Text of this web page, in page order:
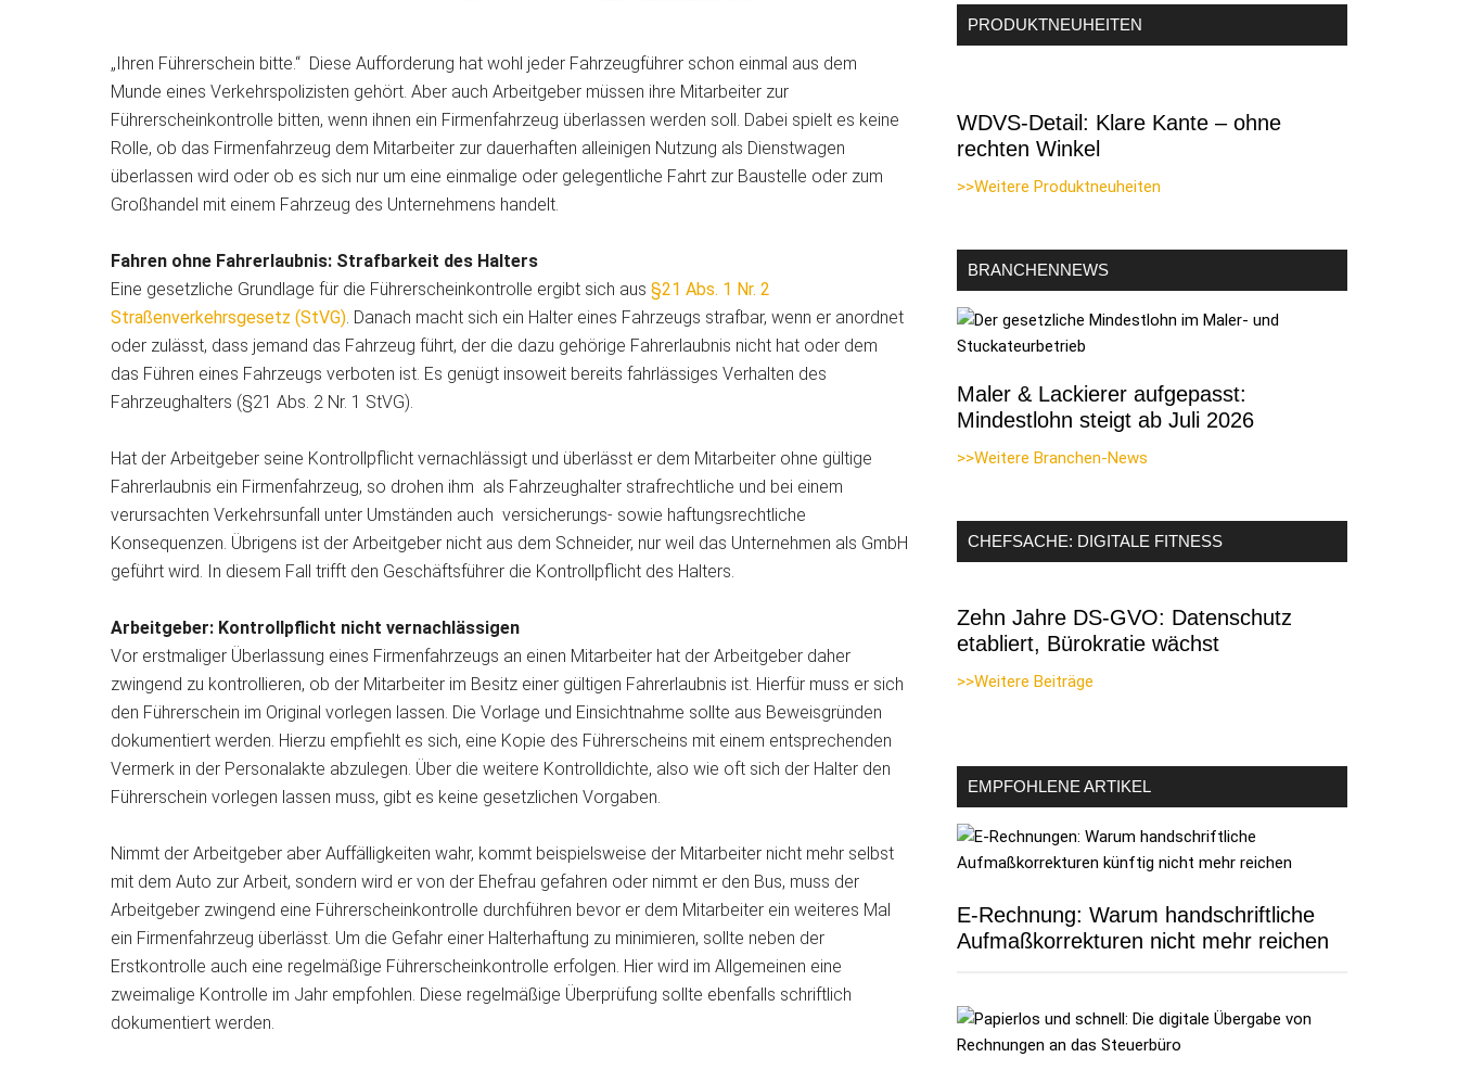
„Ihren Führerschein bitte.“ Diese Aufforderung hat wohl jeder Fahrzeugführer schon einmal aus dem
Munde eines Verkehrspolizisten gehört. Aber auch Arbeitgeber müssen ihre Mitarbeiter zur
Führerscheinkontrolle bitten, wenn ihnen ein Firmenfahrzeug überlassen werden soll. Dabei spielt es keine
Rolle, ob das Firmenfahrzeug dem Mitarbeiter zur dauerhaften alleinigen Nutzung als Dienstwagen
überlassen wird oder ob es sich nur um eine einmalige oder gelegentliche Fahrt zur Baustelle oder zum
Großhandel mit einem Fahrzeug des Unternehmens handelt.
Fahren ohne Fahrerlaubnis: Strafbarkeit des Halters
Eine gesetzliche Grundlage für die Führerscheinkontrolle ergibt sich aus §21 Abs. 1 Nr. 2
Straßenverkehrsgesetz (StVG). Danach macht sich ein Halter eines Fahrzeugs strafbar, wenn er anordnet
oder zulässt, dass jemand das Fahrzeug führt, der die dazu gehörige Fahrerlaubnis nicht hat oder dem
das Führen eines Fahrzeugs verboten ist. Es genügt insoweit bereits fahrlässiges Verhalten des
Fahrzeughalters (§21 Abs. 2 Nr. 1 StVG).
Hat der Arbeitgeber seine Kontrollpflicht vernachlässigt und überlässt er dem Mitarbeiter ohne gültige
Fahrerlaubnis ein Firmenfahrzeug, so drohen ihm als Fahrzeughalter strafrechtliche und bei einem
verursachten Verkehrsunfall unter Umständen auch versicherungs- sowie haftungsrechtliche
Konsequenzen. Übrigens ist der Arbeitgeber nicht aus dem Schneider, nur weil das Unternehmen als GmbH
geführt wird. In diesem Fall trifft den Geschäftsführer die Kontrollpflicht des Halters.
Arbeitgeber: Kontrollpflicht nicht vernachlässigen
Vor erstmaliger Überlassung eines Firmenfahrzeugs an einen Mitarbeiter hat der Arbeitgeber daher
zwingend zu kontrollieren, ob der Mitarbeiter im Besitz einer gültigen Fahrerlaubnis ist. Hierfür muss er sich
den Führerschein im Original vorlegen lassen. Die Vorlage und Einsichtnahme sollte aus Beweisgründen
dokumentiert werden. Hierzu empfiehlt es sich, eine Kopie des Führerscheins mit einem entsprechenden
Vermerk in der Personalakte abzulegen. Über die weitere Kontrolldichte, also wie oft sich der Halter den
Führerschein vorlegen lassen muss, gibt es keine gesetzlichen Vorgaben.
Nimmt der Arbeitgeber aber Auffälligkeiten wahr, kommt beispielsweise der Mitarbeiter nicht mehr selbst
mit dem Auto zur Arbeit, sondern wird er von der Ehefrau gefahren oder nimmt er den Bus, muss der
Arbeitgeber zwingend eine Führerscheinkontrolle durchführen bevor er dem Mitarbeiter ein weiteres Mal
ein Firmenfahrzeug überlässt. Um die Gefahr einer Halterhaftung zu minimieren, sollte neben der
Erstkontrolle auch eine regelmäßige Führerscheinkontrolle erfolgen. Hier wird im Allgemeinen eine
zweimalige Kontrolle im Jahr empfohlen. Diese regelmäßige Überprüfung sollte ebenfalls schriftlich
dokumentiert werden.
PRODUKTNEUHEITEN
WDVS-Detail: Klare Kante – ohne
rechten Winkel
>>Weitere Produktneuheiten
BRANCHENNEWS
Maler & Lackierer aufgepasst:
Mindestlohn steigt ab Juli 2026
>>Weitere Branchen-News
CHEFSACHE: DIGITALE FITNESS
Zehn Jahre DS-GVO: Datenschutz
etabliert, Bürokratie wächst
>>Weitere Beiträge
EMPFOHLENE ARTIKEL
E-Rechnung: Warum handschriftliche
Aufmaßkorrekturen nicht mehr reichen